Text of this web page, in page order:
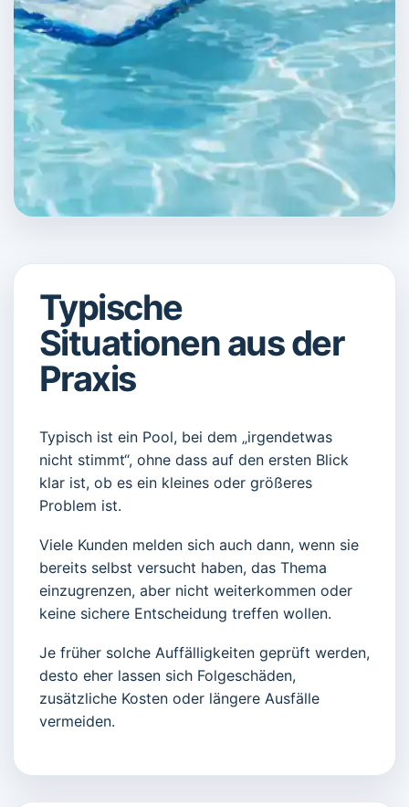
Typische
Situationen aus der
Praxis
Typisch ist ein Pool, bei dem „irgendetwas
nicht stimmt“, ohne dass auf den ersten Blick
klar ist, ob es ein kleines oder größeres
Problem ist.
Viele Kunden melden sich auch dann, wenn sie
bereits selbst versucht haben, das Thema
einzugrenzen, aber nicht weiterkommen oder
keine sichere Entscheidung treffen wollen.
Je früher solche Auffälligkeiten geprüft werden,
desto eher lassen sich Folgeschäden,
zusätzliche Kosten oder längere Ausfälle
vermeiden.